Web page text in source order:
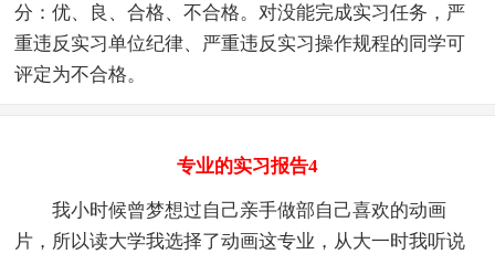
分：优、良、合格、不合格。对没能完成实习任务，严
重违反实习单位纪律、严重违反实习操作规程的同学可
评定为不合格。
专业的实习报告4
我小时候曾梦想过自己亲手做部自己喜欢的动画
片，所以读大学我选择了动画这专业，从大一时我听说